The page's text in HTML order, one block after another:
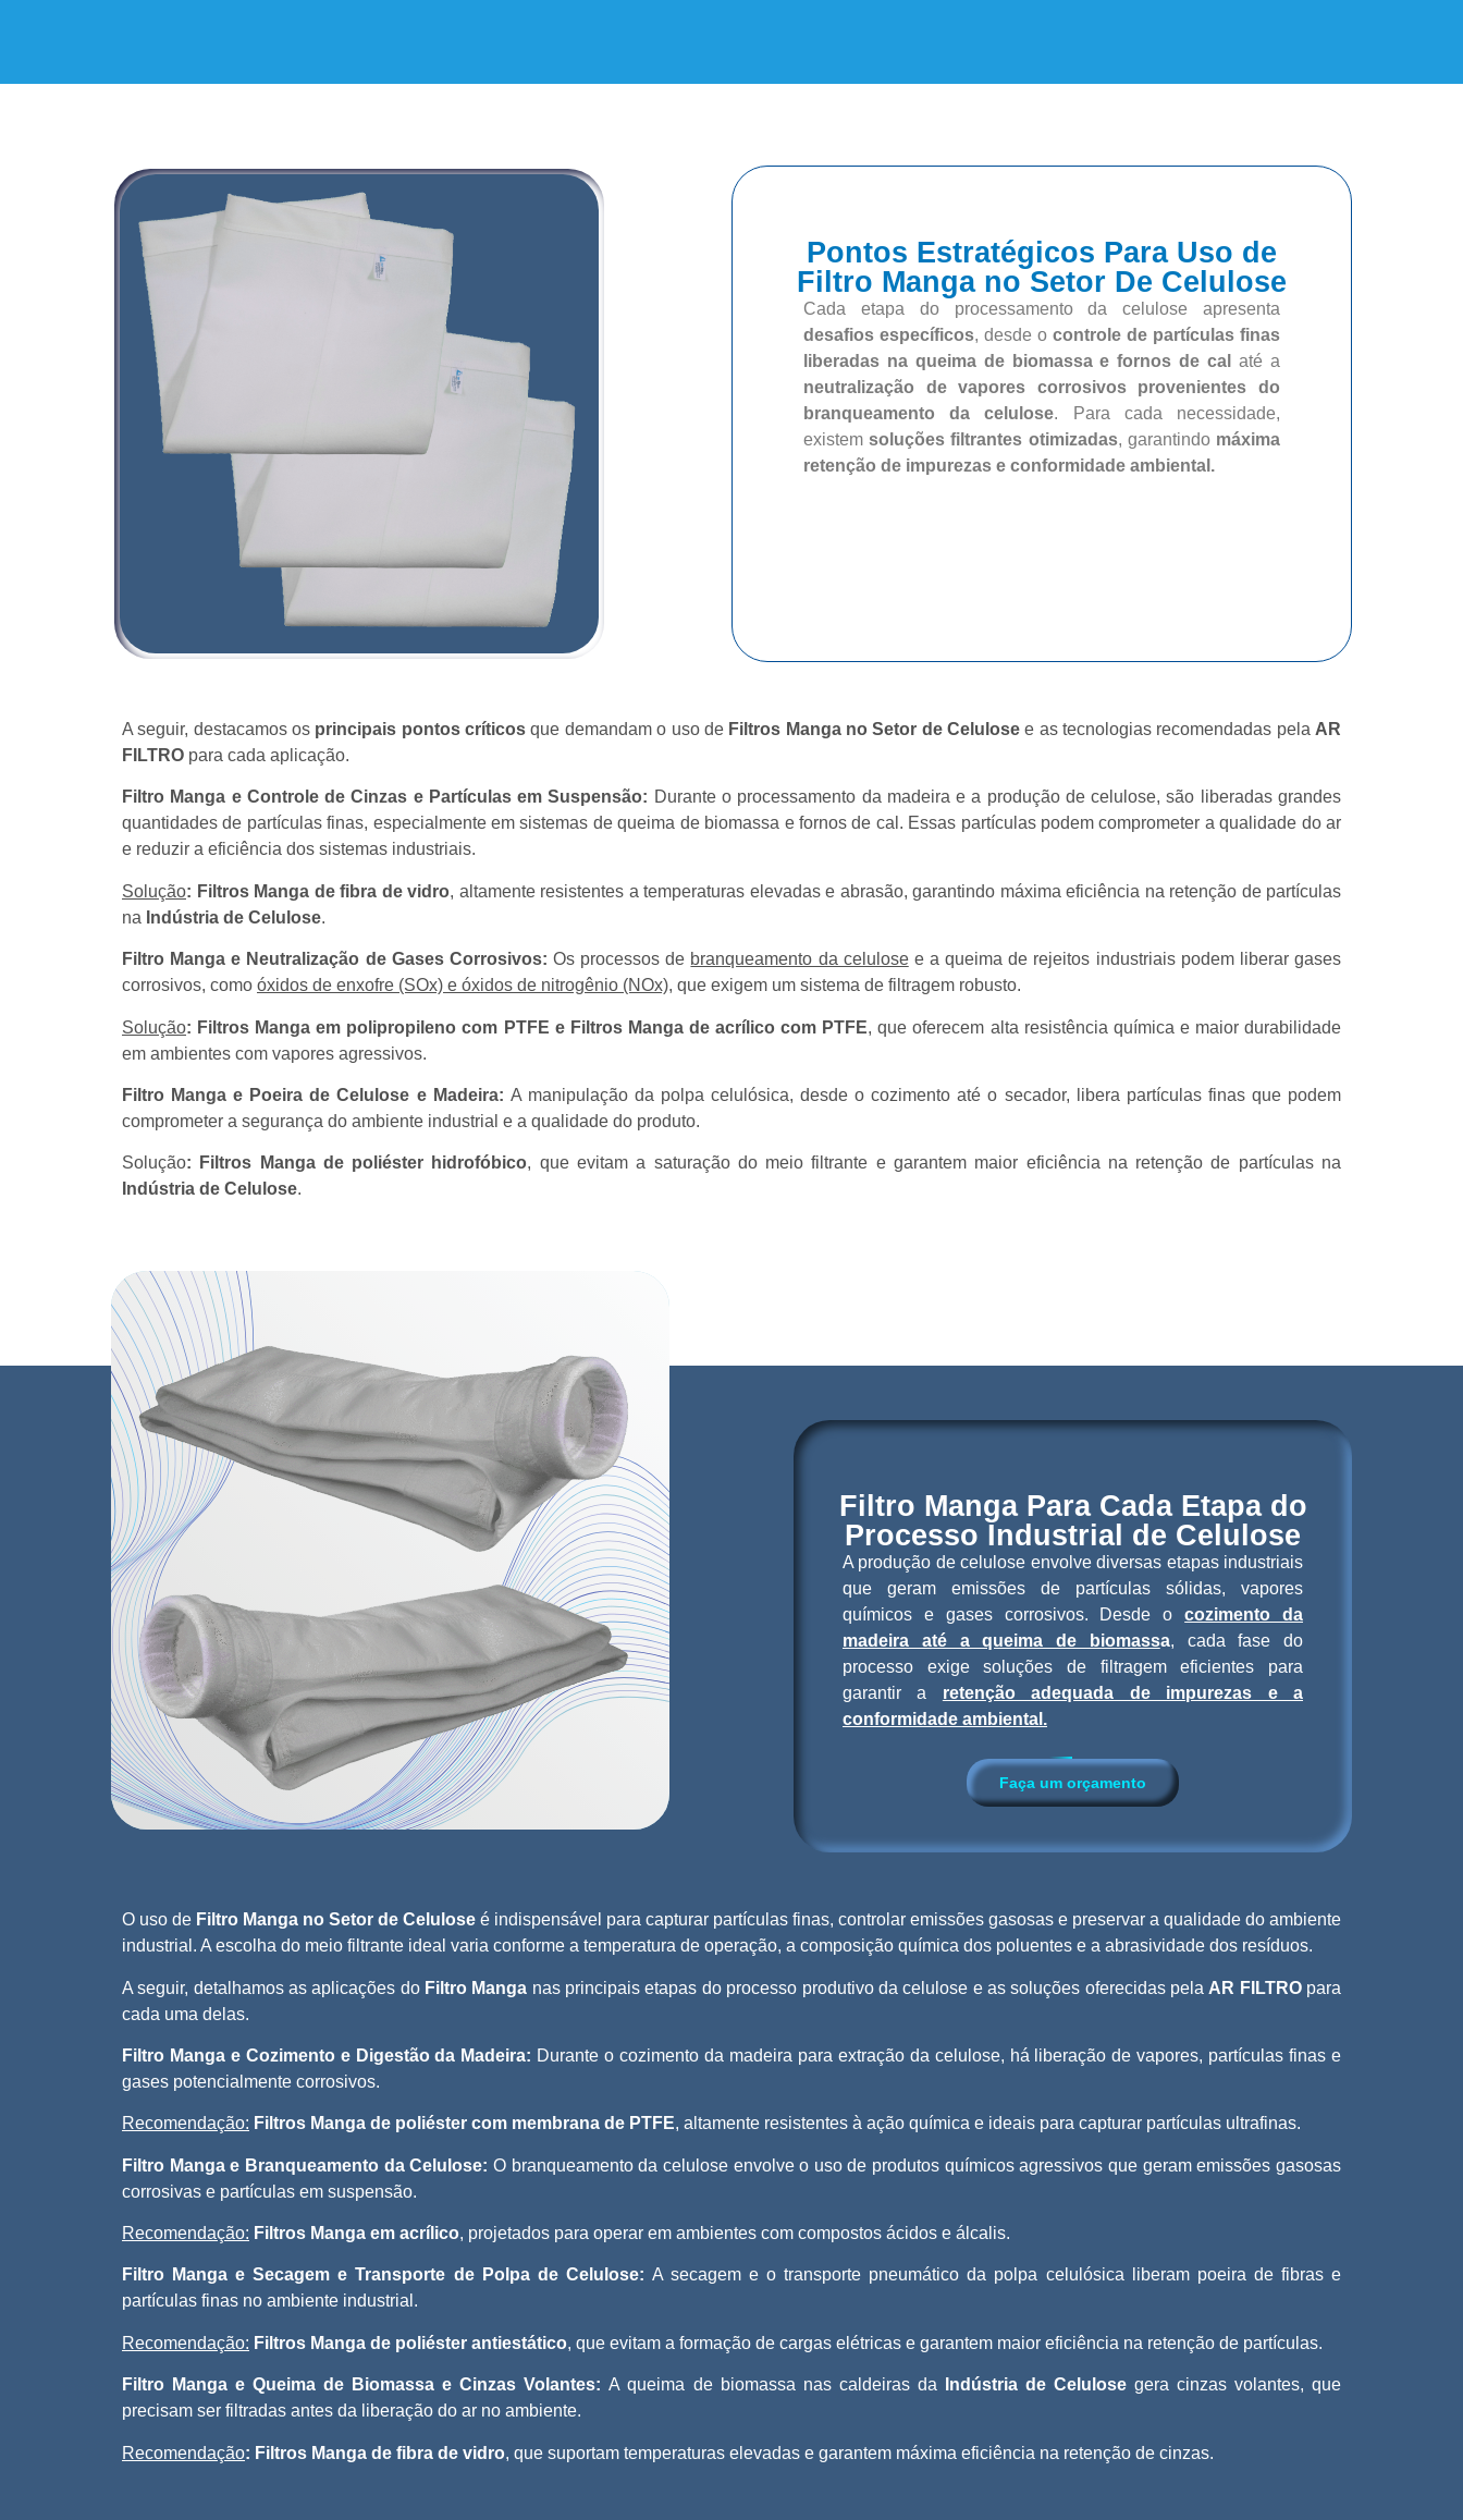
Pontos Estratégicos Para Uso de
Filtro Manga no Setor De Celulose
Cada etapa do processamento da celulose apresenta
desafios específicos, desde o controle de partículas finas
liberadas na queima de biomassa e fornos de cal
até a
neutralização de vapores corrosivos provenientes do
branqueamento da celulose. Para cada necessidade,
existemsoluções filtrantes otimizadas, garantindo máxima
retenção de impurezas e conformidade ambiental .
A seguir, destacamos os principais pontos críticos que demandam o uso de Filtros Manga no Setor de Celulosee as tecnologias recomendadas pela AR
FILTRO para cada aplicação.
Filtro Manga e Controle de Cinzas e Partículas em Suspensão: Durante o processamento da madeira e a produção de celulose, são liberadas grandes
quantidades de partículas finas, especialmente em sistemas de queima de biomassa e fornos de cal. Essas partículas podem comprometer a qualidade do ar
e reduzir a eficiência dos sistemas industriais.
Solução: Filtros Manga de fibra de vidro, altamente resistentes a temperaturas elevadas e abrasão, garantindo máxima eficiência na retenção de partículas
na Indústria de Celulose.
Filtro Manga e Neutralização de Gases Corrosivos: Os processos de branqueamento da celulosee a queima de rejeitos industriais podem liberar gases
corrosivos, como óxidos de enxofre (SOx) e óxidos de nitrogênio (NOx), que exigem um sistema de filtragem robusto.
Solução: Filtros Manga em polipropileno com PTFE e Filtros Manga de acrílico com PTFE, que oferecem alta resistência química e maior durabilidade
em ambientes com vapores agressivos.
Filtro Manga e Poeira de Celulose e Madeira: A manipulação da polpa celulósica, desde o cozimento até o secador, libera partículas finas que podem
comprometer a segurança do ambiente industrial e a qualidade do produto.
Solução: Filtros Manga de poliéster hidrofóbico, que evitam a saturação do meio filtrante e garantem maior eficiência na retenção de partículas na
Indústria de Celulose.
Filtro Manga Para Cada Etapa do
Processo Industrial de Celulose
A produção de celulose envolve diversas etapas industriais
que geram emissões de partículas sólidas, vapores
químicos e gases corrosivos. Desde ocozimento da
madeira até a queima de biomassa, cada fase do
processo exige soluções de filtragem eficientes para
garantir a retenção adequada de impurezas e a
conformidade ambiental .
Faça um orçamento
O uso de Filtro Manga no Setor de Celulose é indispensável para capturar partículas finas, controlar emissões gasosas e preservar a qualidade do ambiente
industrial. A escolha do meio filtrante ideal varia conforme a temperatura de operação, a composição química dos poluentes e a abrasividade dos resíduos.
A seguir, detalhamos as aplicações do Filtro Manga nas principais etapas do processo produtivo da celulose e as soluções oferecidas pela AR FILTROpara
cada uma delas.
Filtro Manga e Cozimento e Digestão da Madeira: Durante o cozimento da madeira para extração da celulose, há liberação de vapores, partículas finas e
gases potencialmente corrosivos.
Recomendação: Filtros Manga de poliéster com membrana de PTFE, altamente resistentes à ação química e ideais para capturar partículas ultrafinas.
Filtro Manga e Branqueamento da Celulose: O branqueamento da celulose envolve o uso de produtos químicos agressivos que geram emissões gasosas
corrosivas e partículas em suspensão.
Recomendação: Filtros Manga em acrílico, projetados para operar em ambientes com compostos ácidos e álcalis.
Filtro Manga e Secagem e Transporte de Polpa de Celulose: A secagem e o transporte pneumático da polpa celulósica liberam poeira de fibras e
partículas finas no ambiente industrial.
Recomendação: Filtros Manga de poliéster antiestático, que evitam a formação de cargas elétricas e garantem maior eficiência na retenção de partículas.
Filtro Manga e Queima de Biomassa e Cinzas Volantes:A queima de biomassa nas caldeiras da Indústria de Celulosegera cinzas volantes, que
precisam ser filtradas antes da liberação do ar no ambiente.
Recomendação: Filtros Manga de fibra de vidro, que suportam temperaturas elevadas e garantem máxima eficiência na retenção de cinzas.